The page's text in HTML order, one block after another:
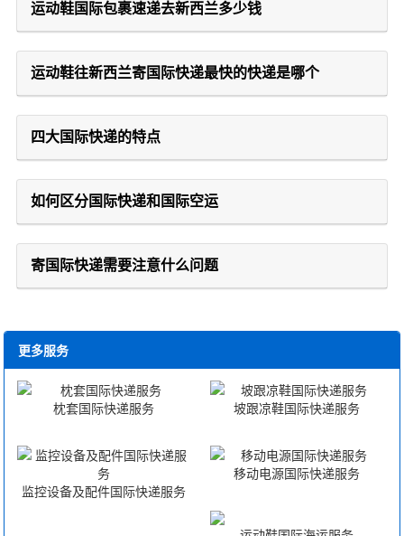
运动鞋国际包裹速递去新西兰多少钱
运动鞋往新西兰寄国际快递最快的快递是哪个
四大国际快递的特点
如何区分国际快递和国际空运
寄国际快递需要注意什么问题
更多服务
枕套国际快递服务 坡跟凉鞋国际快递服务
监控设备及配件国际快递服务
移动电源国际快递服务